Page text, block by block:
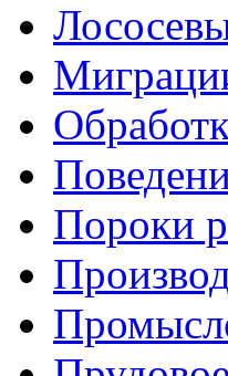
Пороки